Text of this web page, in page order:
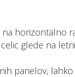
horizontalno
glede na
panelov,